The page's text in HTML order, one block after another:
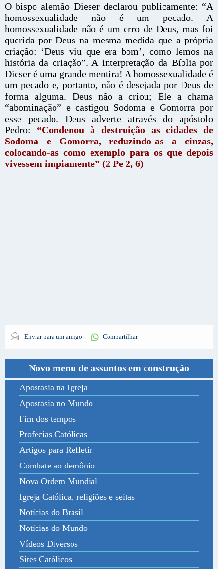
O bispo alemão Dieser declarou publicamente: “A
homossexualidade não é um pecado. A
homossexualidade não é um erro de Deus, mas foi
querida por Deus na mesma medida que a própria
criação: ‘Deus viu que era bom’, como lemos na
história da criação”. A interpretação da Bíblia por
Dieser é uma grande mentira! A homossexualidade é
um pecado e, portanto, não é desejada por Deus de
forma alguma. Deus não a criou; Ele a chama
“abominação” e castigou Sodoma e Gomorra por
esse pecado. Deus adverte através do apóstolo
Pedro: “Condenou à destruição as cidades de
Sodoma e Gomorra, reduzindo-as a cinzas,
colocando-as como exemplo para os que depois
vivessem impiamente” (2 Pe 2, 6)
Enviar para um amigo Compartilhar
Novo menu de assuntos em construção
Apostasia na Igreja
Apostasia no Mundo
Fim dos tempos
Profecias Católicas
Artigos para Refletir
Combate ao demônio
Nova Ordem Mundial
Igreja Católica, religiões e seitas
Notícias do Brasil
Notícias do Mundo
Vídeos Diversos
Sites Católicos